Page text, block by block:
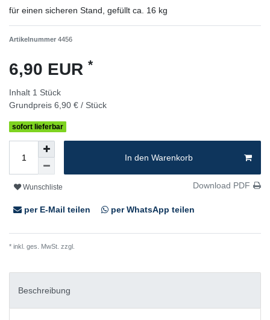
für einen sicheren Stand, gefüllt ca. 16 kg
Artikelnummer 4456
6,90 EUR *
Inhalt 1 Stück
Grundpreis 6,90 € / Stück
sofort lieferbar
In den Warenkorb
Wunschliste Download PDF
per E-Mail teilen per WhatsApp teilen
* inkl. ges. MwSt. zzgl.
Beschreibung